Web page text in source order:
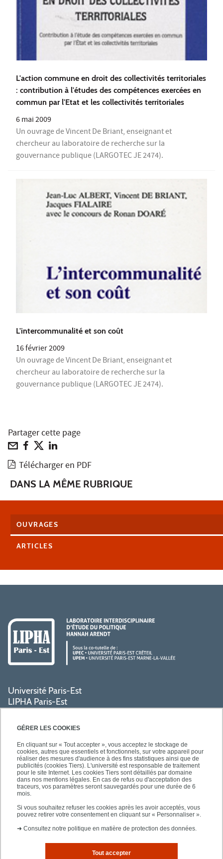
GÉRER LES COOKIES
En cliquant sur « Tout accepter », vous acceptez le stockage de
cookies, autres que essentiels et fonctionnels, sur votre appareil pour
réaliser des mesures d'audience à des fins statistiques ainsi que de
publicités (cookies Tiers). L'université est responsable de traitement
pour le site Internet. Les cookies Tiers sont détaillés par domaine
dans nos mentions légales. En cas de refus ou d'acceptation des
traceurs, vos paramètres seront sauvegardés pour une durée de 6
mois.
Si vous souhaitez refuser les cookies après les avoir acceptés, vous
pouvez retirer votre consentement en cliquant sur « Personnaliser ».
➜ Consultez notre politique en matière de protection des données.
Tout accepter
L'action commune en droit des collectivités territoriales
: contribution à l'études des compétences exercées en
commun par l'Etat et les collectivités territoriales
6 mai 2009
Un ouvrage de Vincent De Briant, enseignant et
chercheur au laboratoire de recherche sur la
gouvernance publique (LARGOTEC JE 2474).
L'intercommunalité et son coût
16 février 2009
Un ouvrage de Vincent De Briant, enseignant et
chercheur au laboratoire de recherche sur la
gouvernance publique (LARGOTEC JE 2474).
Partager cette page
Télécharger en PDF
DANS LA MÊME RUBRIQUE
OUVRAGES
ARTICLES
Université Paris-Est
LIPHA Paris-Est
61, avenue du Général de Gaulle
PRATIQUE
ACCÈS RAPIDES